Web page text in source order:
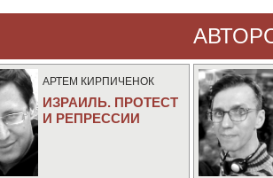
АРТЕМ КИРПИЧЕНОК
ИЗРАИЛЬ. ПРОТЕСТ
И РЕПРЕССИИ